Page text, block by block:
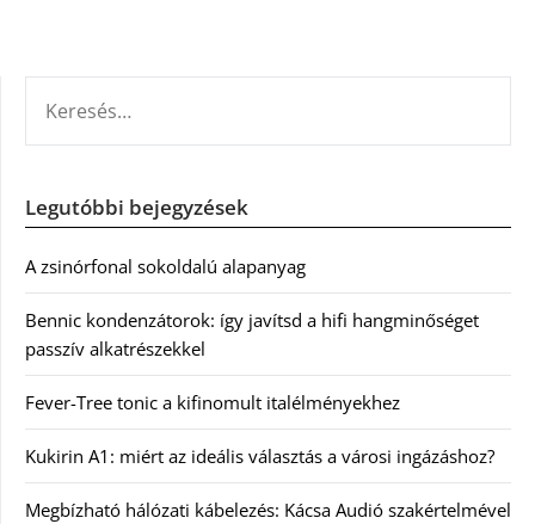
Legutóbbi bejegyzések
A zsinórfonal sokoldalú alapanyag
Bennic kondenzátorok: így javítsd a hifi hangminőséget
passzív alkatrészekkel
Fever-Tree tonic a kifinomult italélményekhez
Kukirin A1: miért az ideális választás a városi ingázáshoz?
Megbízható hálózati kábelezés: Kácsa Audió szakértelmével